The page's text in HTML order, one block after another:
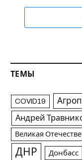
ТЕМЫ
COVID19
Андрей
Великая
ДНР Донбасс